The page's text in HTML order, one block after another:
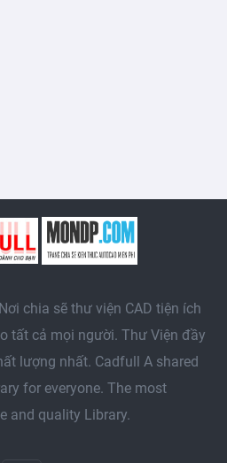
chia sẽ thư viện CAD tiện ích
tất cả mọi người. Thư Viện đầy
lượng nhất. Cadfull A shared
for everyone. The most
and quality Library.